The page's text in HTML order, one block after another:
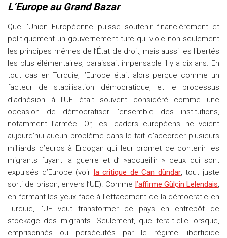
L’Europe au Grand Bazar
Que l’Union Européenne puisse soutenir financièrement et
politiquement un gouvernement turc qui viole non seulement
les principes mêmes de l’État de droit, mais aussi les libertés
les plus élémentaires, paraissait impensable il y a dix ans. En
tout cas en Turquie, l’Europe était alors perçue comme un
facteur de stabilisation démocratique, et le processus
d’adhésion à l’UE était souvent considéré comme une
occasion de démocratiser l’ensemble des institutions,
notamment l’armée. Or, les leaders européens ne voient
aujourd’hui aucun problème dans le fait d’accorder plusieurs
milliards d’euros à Erdogan qui leur promet de contenir les
migrants fuyant la guerre et d’ »accueillir » ceux qui sont
expulsés d’Europe (voir la critique de Can dündar, tout juste
sorti de prison, envers l’UE). Comme l’affirme Gülçin Lelendais,
en fermant les yeux face à l’effacement de la démocratie en
Turquie, l’UE veut transformer ce pays en entrepôt de
stockage des migrants. Seulement, que fera-t-elle lorsque,
emprisonnés ou persécutés par le régime liberticide